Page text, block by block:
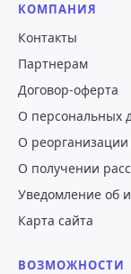
КОМПАНИЯ
Контакты
Партнерам
Договор-оферта
О персональных
О реорганизации
О получении
Уведомление об
Карта сайта
ВОЗМОЖНОСТИ